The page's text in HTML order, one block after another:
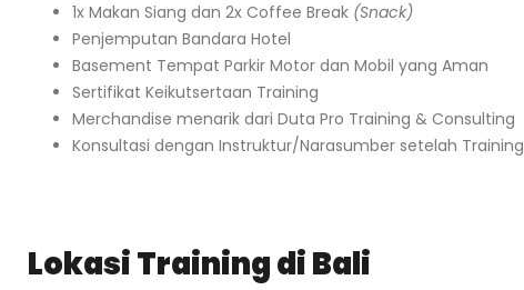
1x Makan Siang dan 2x Coffee Break (Snack)
Penjemputan Bandara Hotel
Basement Tempat Parkir Motor dan Mobil yang Aman
Sertifikat Keikutsertaan Training
Merchandise menarik dari Duta Pro Training & Consulting
Konsultasi dengan Instruktur/Narasumber setelah Training
Lokasi Training di Bali